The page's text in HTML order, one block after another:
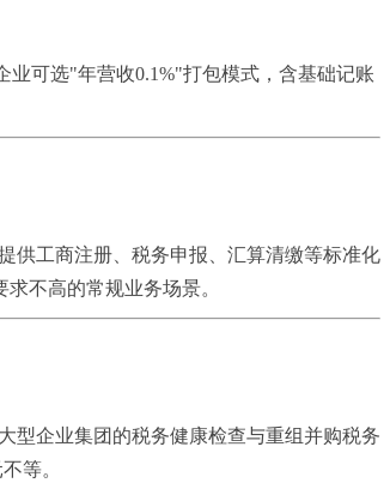
业可选"年营收0.1%"打包模式，含基础记账
供工商注册、税务申报、汇算清缴等标准化
不高的常规业务场景。
型企业集团的税务健康检查与重组并购税务
等。